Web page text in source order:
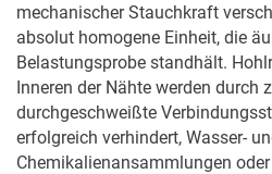
mechanischer Stauchkraft
absolut homogene Einheit, die
Belastungsprobe standhält.
Inneren der Nähte werden durch
durchgeschweißte
erfolgreich verhindert, Wasser-
Chemikalienansammlungen